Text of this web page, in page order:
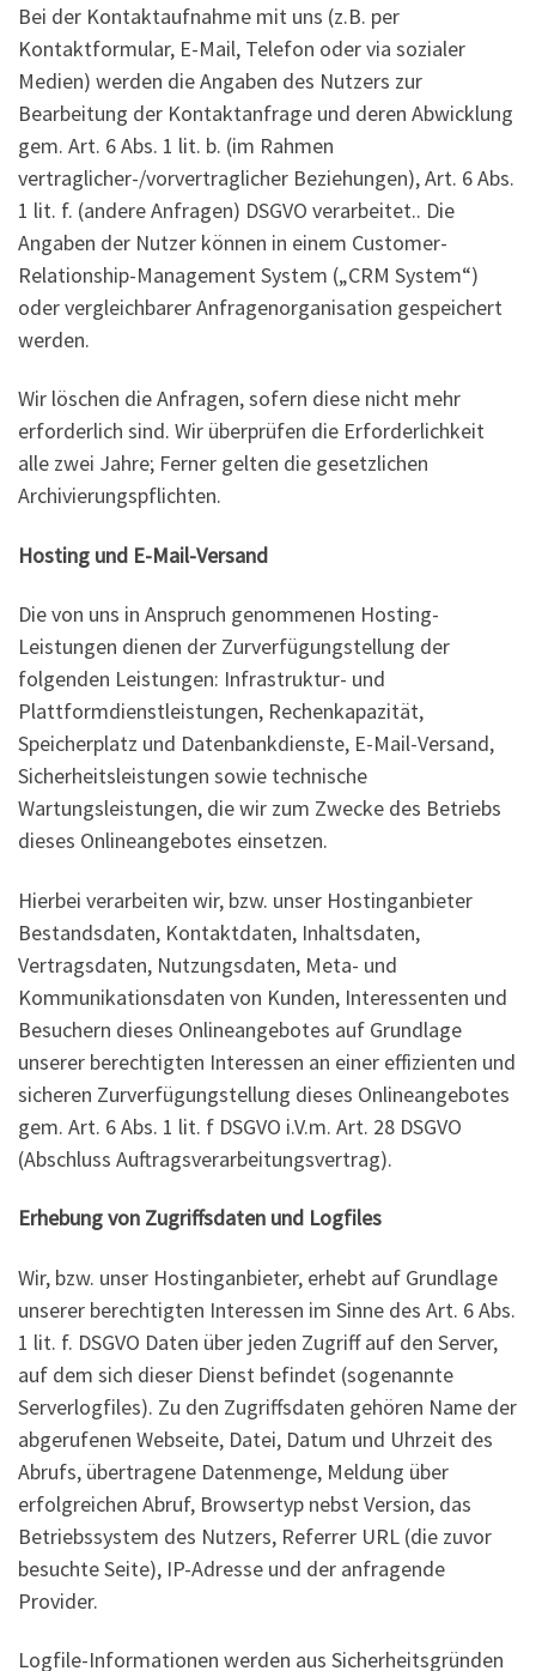
Bei der Kontaktaufnahme mit uns (z.B. per
Kontaktformular, E-Mail, Telefon oder via sozialer
Medien) werden die Angaben des Nutzers zur
Bearbeitung der Kontaktanfrage und deren Abwicklung
gem. Art. 6 Abs. 1 lit. b. (im Rahmen
vertraglicher-/vorvertraglicher Beziehungen), Art. 6 Abs.
1 lit. f. (andere Anfragen) DSGVO verarbeitet.. Die
Angaben der Nutzer können in einem Customer-
Relationship-Management System („CRM System“)
oder vergleichbarer Anfragenorganisation gespeichert
werden.
Wir löschen die Anfragen, sofern diese nicht mehr
erforderlich sind. Wir überprüfen die Erforderlichkeit
alle zwei Jahre; Ferner gelten die gesetzlichen
Archivierungspflichten.
Hosting und E-Mail-Versand
Die von uns in Anspruch genommenen Hosting-
Leistungen dienen der Zurverfügungstellung der
folgenden Leistungen: Infrastruktur- und
Plattformdienstleistungen, Rechenkapazität,
Speicherplatz und Datenbankdienste, E-Mail-Versand,
Sicherheitsleistungen sowie technische
Wartungsleistungen, die wir zum Zwecke des Betriebs
dieses Onlineangebotes einsetzen.
Hierbei verarbeiten wir, bzw. unser Hostinganbieter
Bestandsdaten, Kontaktdaten, Inhaltsdaten,
Vertragsdaten, Nutzungsdaten, Meta- und
Kommunikationsdaten von Kunden, Interessenten und
Besuchern dieses Onlineangebotes auf Grundlage
unserer berechtigten Interessen an einer effizienten und
sicheren Zurverfügungstellung dieses Onlineangebotes
gem. Art. 6 Abs. 1 lit. f DSGVO i.V.m. Art. 28 DSGVO
(Abschluss Auftragsverarbeitungsvertrag).
Erhebung von Zugriffsdaten und Logfiles
Wir, bzw. unser Hostinganbieter, erhebt auf Grundlage
unserer berechtigten Interessen im Sinne des Art. 6 Abs.
1 lit. f. DSGVO Daten über jeden Zugriff auf den Server,
auf dem sich dieser Dienst befindet (sogenannte
Serverlogfiles). Zu den Zugriffsdaten gehören Name der
abgerufenen Webseite, Datei, Datum und Uhrzeit des
Abrufs, übertragene Datenmenge, Meldung über
erfolgreichen Abruf, Browsertyp nebst Version, das
Betriebssystem des Nutzers, Referrer URL (die zuvor
besuchte Seite), IP-Adresse und der anfragende
Provider.
Logfile-Informationen werden aus Sicherheitsgründen